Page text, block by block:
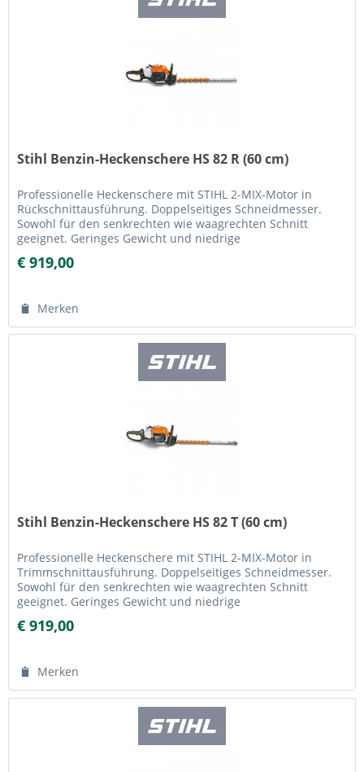
Stihl Benzin-Heckenschere HS 82 R (60 cm)
Professionelle Heckenschere mit STIHL 2-MIX-Motor in
Rückschnittausführung. Doppelseitiges Schneidmesser.
Sowohl für den senkrechten wie waagrechten Schnitt
geeignet. Geringes Gewicht und niedrige
€ 919,00
Merken
Stihl Benzin-Heckenschere HS 82 T (60 cm)
Professionelle Heckenschere mit STIHL 2-MIX-Motor in
Trimmschnittausführung. Doppelseitiges Schneidmesser.
Sowohl für den senkrechten wie waagrechten Schnitt
geeignet. Geringes Gewicht und niedrige
€ 919,00
Merken